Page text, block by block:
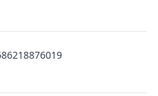
kr. 769,98.